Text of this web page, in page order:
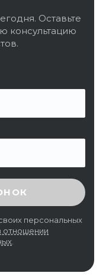
Оставьте
консультацию
персональных
отношении